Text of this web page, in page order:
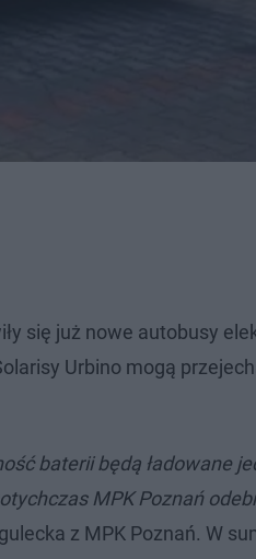
się już nowe autobusy
Urbino mogą
baterii będą ładowane
MPK Poznań
z MPK Poznań. W